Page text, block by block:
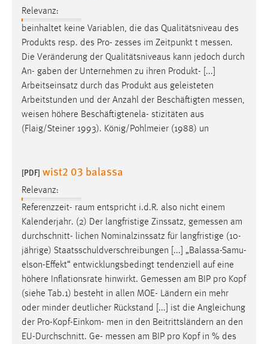
Relevanz:
beinhaltet keine Variablen, die das Qualitätsniveau des
Produkts resp. des Pro- zesses im Zeitpunkt t messen.
Die Veränderung der Qualitätsniveaus kann jedoch durch
An- gaben der Unternehmen zu ihren Produkt- [...]
Arbeitseinsatz durch das Produkt aus geleisteten
Arbeitstunden und der Anzahl der Beschäftigten messen,
weisen höhere Beschäftigtenela- stizitäten aus
(Flaig/Steiner 1993). König/Pohlmeier (1988) un
[PDF] wist2 03 balassa
Relevanz:
Referenzzeit- raum entspricht i.d.R. also nicht einem
Kalenderjahr. (2) Der langfristige Zinssatz, gemessen am
durchschnitt- lichen Nominalzinssatz für langfristige (10-
jährige) Staatsschuldverschreibungen [...] „Balassa-Samu-
elson-Effekt“ entwicklungsbedingt tendenziell auf eine
höhere Inflationsrate hinwirkt. Gemessen am BIP pro Kopf
(siehe Tab.1) besteht in allen MOE- Ländern ein mehr
oder minder deutlicher Rückstand [...] ist die Angleichung
der Pro-Kopf-Einkom- men in den Beitrittsländern an den
EU-Durchschnitt. Ge- messen am BIP pro Kopf in % des
Matomo
Name:
_pk_ref, _pk_cvar, _pk_id, _pk_ses
Zweck:
Zugriffsstatistik
Cookie Laufzeit:
MARKETING
Marketing Cookies werden von Drittanbietern
verwendet, um personalisierte Werbung anzuzeigen.
Sie tun dies, indem sie Besucher über Websites
hinweg verfolgen.
Google Ads
Name:
Anbieter: